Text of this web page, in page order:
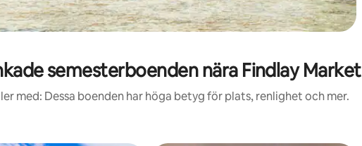
semesterboenden nära Findlay Market
med: Dessa boenden har höga betyg för plats, renlighet och mer.